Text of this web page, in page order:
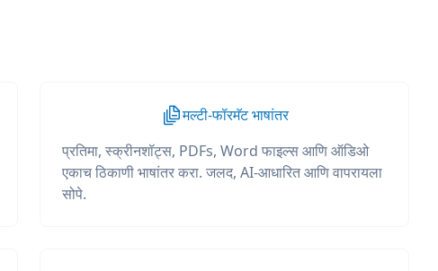
मल्टी-फॉरमॅट भाषांतर
प्रतिमा, स्क्रीनशॉट्स, PDFs, Word फाइल्स आणि ऑडिओ
एकाच ठिकाणी भाषांतर करा. जलद, AI-आधारित आणि वापरायला
सोपे.